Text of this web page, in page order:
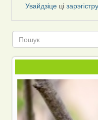
Увайдзіце ці